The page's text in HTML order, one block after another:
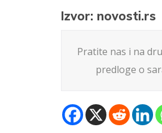
Izvor: novosti.rs
Pratite nas i na
predloge o